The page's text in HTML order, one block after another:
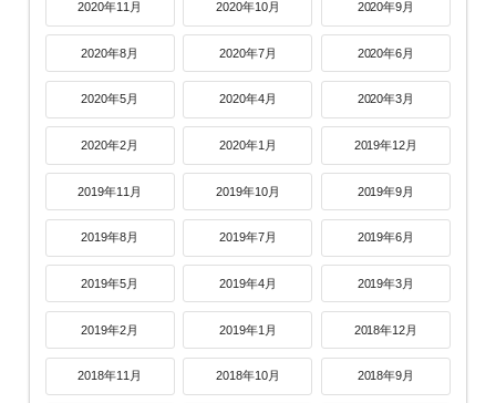
2020年11月 2020年10月 2020年9月
2020年8月 2020年7月 2020年6月
2020年5月 2020年4月 2020年3月
2020年2月 2020年1月 2019年12月
2019年11月 2019年10月 2019年9月
2019年8月 2019年7月 2019年6月
2019年5月 2019年4月 2019年3月
2019年2月 2019年1月 2018年12月
2018年11月 2018年10月 2018年9月